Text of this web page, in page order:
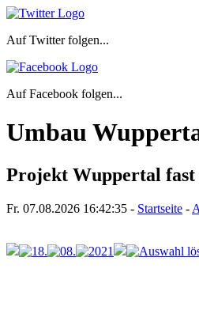
Auf Twitter folgen...
Auf Facebook folgen...
Umbau
Projekt Wuppertal fast
Fr. 07.08.2026 16:42:35 - Startseite -